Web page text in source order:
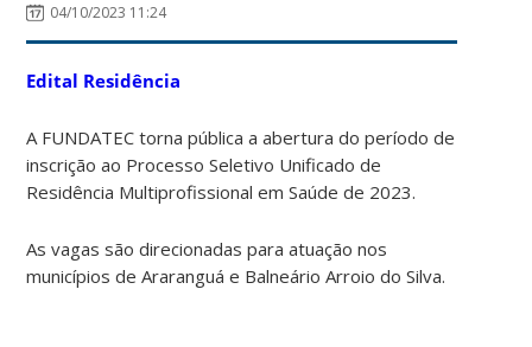
04/10/2023 11:24
Edital Residência
A FUNDATEC torna pública a abertura do período de
inscrição ao Processo Seletivo Unificado de
Residência Multiprofissional em Saúde de 2023.
As vagas são direcionadas para atuação nos
municípios de Araranguá e Balneário Arroio do Silva.